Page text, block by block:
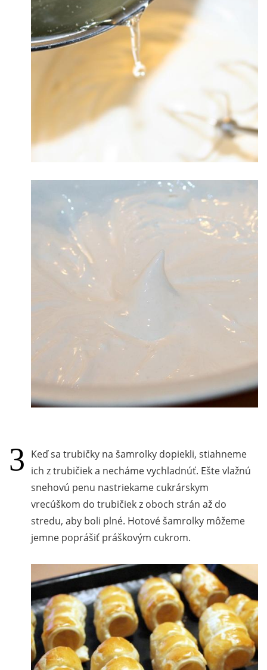
Keď sa trubičky na šamrolky dopiekli, stiahneme
ich z trubičiek a necháme vychladnúť. Ešte vlažnú
snehovú penu nastriekame cukrárskym
vrecúškom do trubičiek z oboch strán až do
stredu, aby boli plné. Hotové šamrolky môžeme
jemne poprášiť práškovým cukrom.